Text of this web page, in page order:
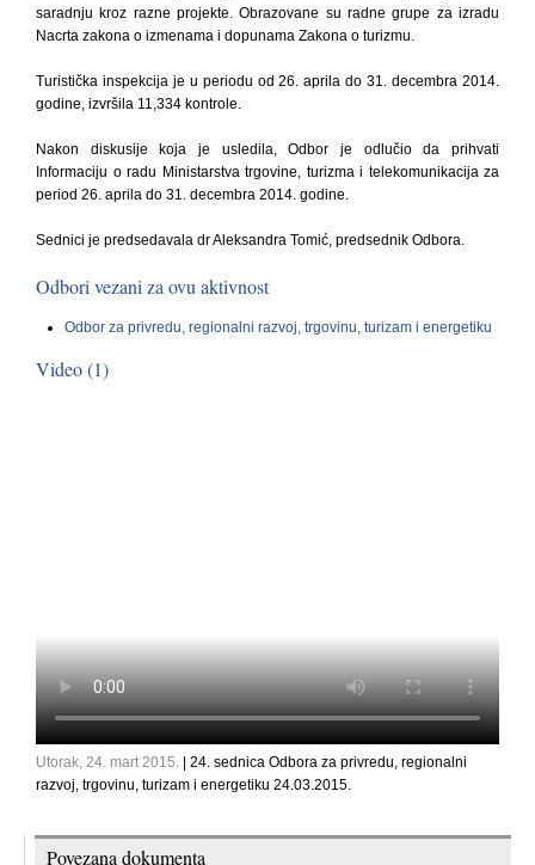
saradnju kroz razne projekte. Obrazovane su radne grupe za izradu
Nacrta zakona o izmenama i dopunama Zakona o turizmu.
Turistička inspekcija je u periodu od 26. aprila do 31. decembra 2014.
godine, izvršila 11,334 kontrole.
Nakon diskusije koja je usledila, Odbor je odlučio da prihvati
Informaciju o radu Ministarstva trgovine, turizma i telekomunikacija za
period 26. aprila do 31. decembra 2014. godine.
Sednici je predsedavala dr Aleksandra Tomić, predsednik Odbora.
Odbori vezani za ovu aktivnost
Odbor za privredu, regionalni razvoj, trgovinu, turizam i energetiku
Video (1)
Utorak, 24. mart 2015.
| 24. sednica Odbora za privredu, regionalni
razvoj, trgovinu, turizam i energetiku 24.03.2015.
Povezana dokumenta